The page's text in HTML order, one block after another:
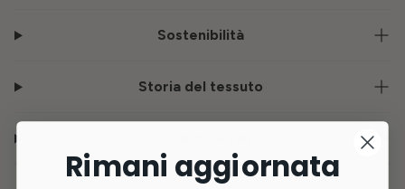
Sostenibilità
Storia del tessuto
Rimani aggiornata